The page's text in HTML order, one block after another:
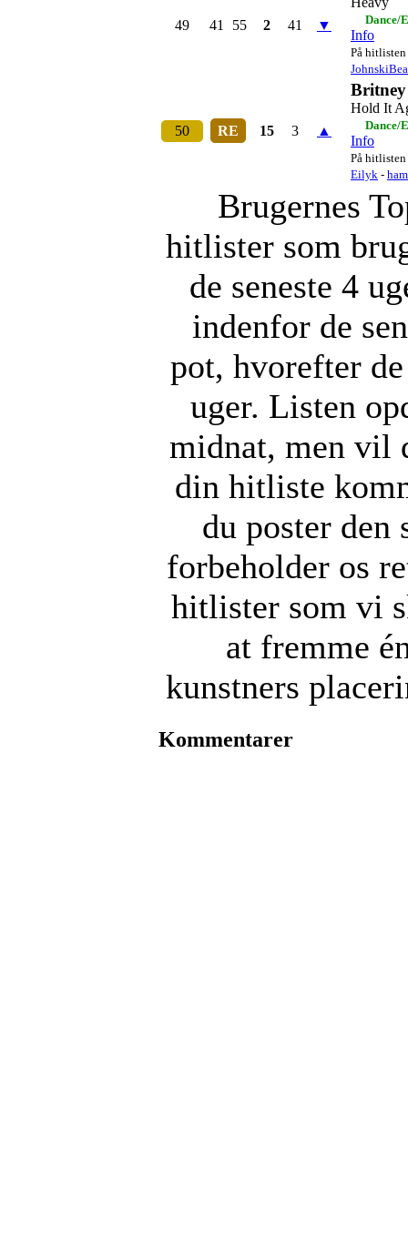
49 41 55 2 41 ▼ Dance/
Info
På hitlisten
50 RE 15 3 ▲
Britney
Hold It
Dance/
Info
På hitlisten
Eilyk -
Brugernes
hitlister som
de seneste 4
indenfor de
pot, hvorefter
uger. Listen
midnat, men vil
din hitliste
du poster den
forbeholder os
hitlister som vi
at fremme
kunstners
Kommentarer